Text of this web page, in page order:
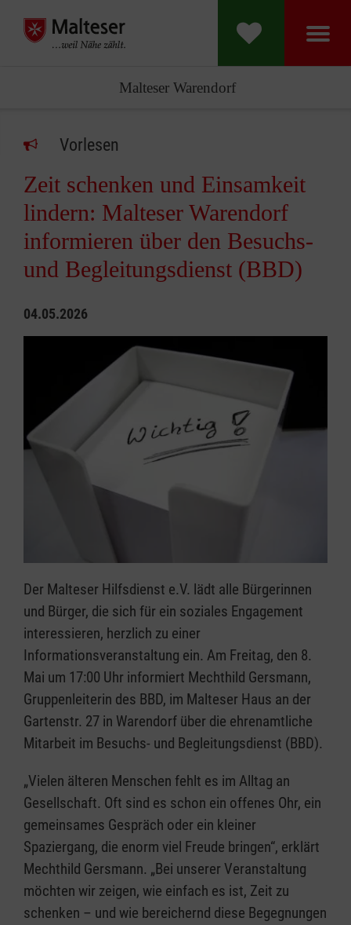
Malteser Warendorf
Vorlesen
Zeit schenken und Einsamkeit
lindern: Malteser Warendorf
informieren über den Besuchs-
und Begleitungsdienst (BBD)
04.05.2026
Der Malteser Hilfsdienst e.V. lädt alle Bürgerinnen
und Bürger, die sich für ein soziales Engagement
interessieren, herzlich zu einer
Informationsveranstaltung ein. Am Freitag, den 8.
Mai um 17:00 Uhr informiert Mechthild Gersmann,
Gruppenleiterin des BBD, im Malteser Haus an der
Gartenstr. 27 in Warendorf über die ehrenamtliche
Mitarbeit im Besuchs- und Begleitungsdienst (BBD).
„Vielen älteren Menschen fehlt es im Alltag an
Gesellschaft. Oft sind es schon ein offenes Ohr, ein
gemeinsames Gespräch oder ein kleiner
Spaziergang, die enorm viel Freude bringen“, erklärt
Mechthild Gersmann. „Bei unserer Veranstaltung
möchten wir zeigen, wie einfach es ist, Zeit zu
schenken – und wie bereichernd diese Begegnungen